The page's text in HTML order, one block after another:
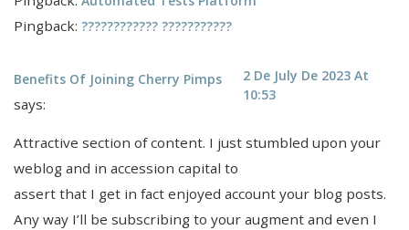
Pingback: ???????????? ???????????
Benefits Of Joining Cherry Pimps
says:
2 De July De 2023 At
10:53
Attractive section of content. I just stumbled upon your
weblog and in accession capital to
assert that I get in fact enjoyed account your blog posts.
Any way I’ll be subscribing to your augment and even I